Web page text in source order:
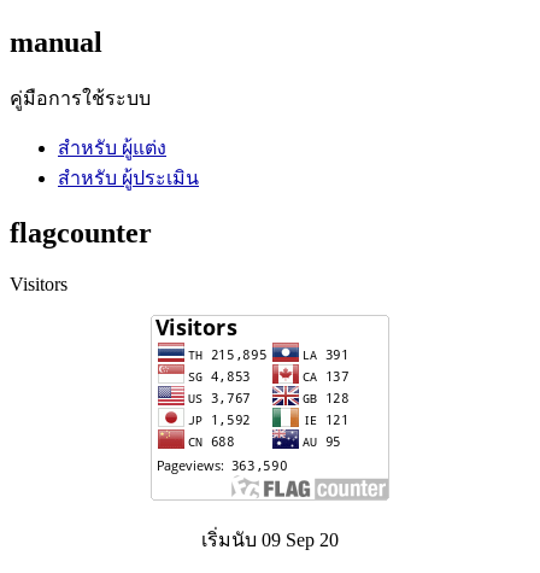
manual
คู่มือการใช้ระบบ
สำหรับ ผู้แต่ง
สำหรับ ผู้ประเมิน
flagcounter
Visitors
เริ่มนับ 09 Sep 20